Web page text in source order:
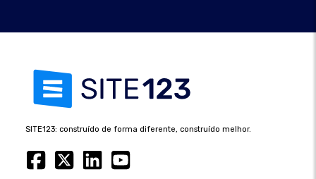
SITE123: construído de forma diferente, construído melhor.